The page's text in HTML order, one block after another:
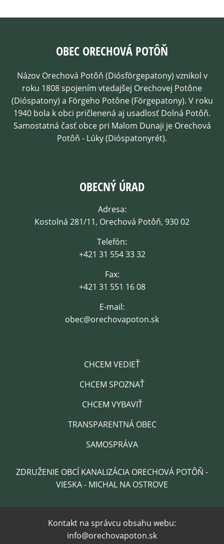
OBEC ORECHOVÁ POTÔŇ
Názov Orechová Potôň (Diósförgepatony) vznikol v
roku 1808 spojením vtedajšej Orechovej Potône
(Dióspatony) a Förgeho Potône (Förgepatony). V roku
1940 bola k obci pričlenená aj usadlosť Dolná Potôň.
Samostatná časť obce pri Malom Dunaji je Orechová
Potôň - Lúky (Dióspatonyrét).
CHCEM VEDIEŤ
CHCEM SPOZNAŤ
CHCEM VYBAVIŤ
TRANSPARENTNÁ OBEC
SAMOSPRÁVA
OBECNÝ ÚRAD
Adresa:
Kostolná 281/11, Orechová Potôň, 930 02
Telefón:
+421 31 554 33 32
Fax:
+421 31 551 16 08
E-mail:
obec@orechovapoton.sk
ZDRUŽENIE OBCÍ KANALIZÁCIA ORECHOVÁ POTÔŇ -
VIESKA - MICHAL NA OSTROVE
Kontakt na správcu obsahu webu:
info@orechovapoton.sk